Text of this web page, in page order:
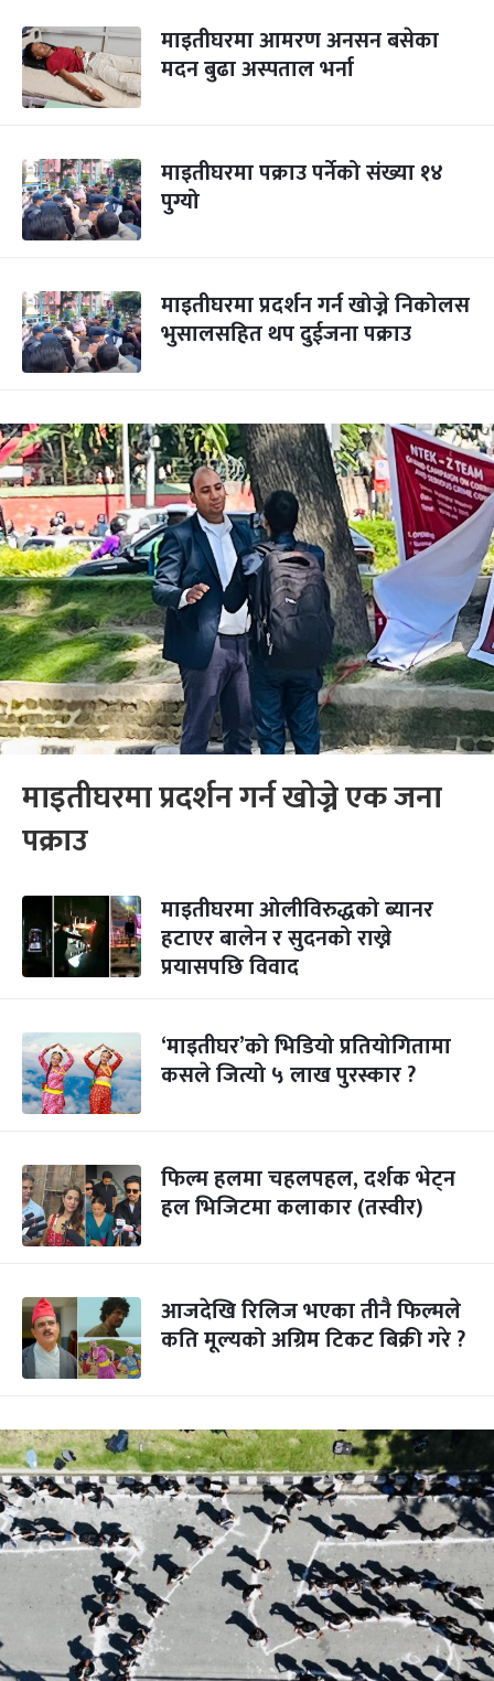
माइतीघरमा आमरण अनसन बसेका
मदन बुढा अस्पताल भर्ना
माइतीघरमा पक्राउ पर्नेको संख्या १४
पुग्यो
माइतीघरमा प्रदर्शन गर्न खोज्ने निकोलस
भुसालसहित थप दुईजना पक्राउ
माइतीघरमा प्रदर्शन गर्न खोज्ने एक जना
पक्राउ
माइतीघरमा ओलीविरुद्धको ब्यानर
हटाएर बालेन र सुदनको राख्ने
प्रयासपछि विवाद
‘माइतीघर’को भिडियो प्रतियोगितामा
कसले जित्यो ५ लाख पुरस्कार ?
फिल्म हलमा चहलपहल, दर्शक भेट्न
हल भिजिटमा कलाकार (तस्वीर)
आजदेखि रिलिज भएका तीनै फिल्मले
कति मूल्यको अग्रिम टिकट बिक्री गरे ?